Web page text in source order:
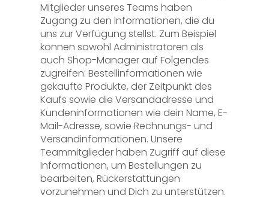
Mitglieder unseres Teams haben
Zugang zu den Informationen, die du
uns zur Verfügung stellst. Zum Beispiel
können sowohl Administratoren als
auch Shop-Manager auf Folgendes
zugreifen: Bestellinformationen wie
gekaufte Produkte, der Zeitpunkt des
Kaufs sowie die Versandadresse und
Kundeninformationen wie dein Name, E-
Mail-Adresse, sowie Rechnungs- und
Versandinformationen. Unsere
Teammitglieder haben Zugriff auf diese
Informationen, um Bestellungen zu
bearbeiten, Rückerstattungen
vorzunehmen und Dich zu unterstützen.